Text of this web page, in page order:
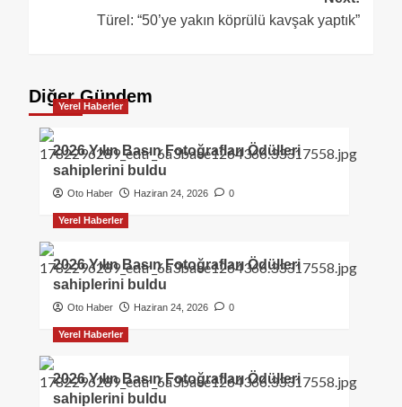
Türel: “50’ye yakın köprülü kavşak yaptık”
Diğer Gündem
Yerel Haberler
2026 Yılın Basın Fotoğrafları Ödülleri
sahiplerini buldu
Oto Haber Haziran 24, 2026 0
Yerel Haberler
2026 Yılın Basın Fotoğrafları Ödülleri
sahiplerini buldu
Oto Haber Haziran 24, 2026 0
Yerel Haberler
2026 Yılın Basın Fotoğrafları Ödülleri
sahiplerini buldu